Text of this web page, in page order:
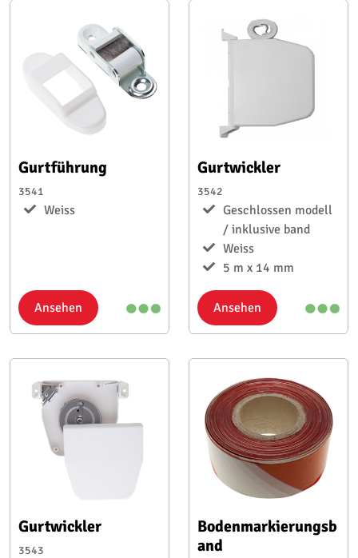
Gurtführung
3541
Weiss
Ansehen
Gurtwickler
3542
Geschlossen modell
/ inklusive band
Weiss
5 m x 14 mm
Ansehen
Gurtwickler
3543
Bodenmarkierungsb
and